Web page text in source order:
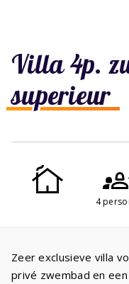
Villa 4p.
superieur
4
Zeer exclusieve villa
privé zwembad en